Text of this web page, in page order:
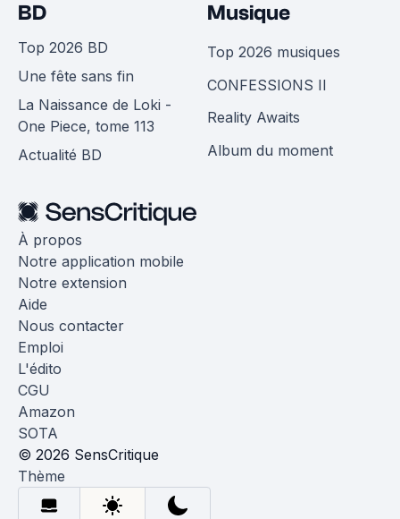
BD
Top 2026 BD
Une fête sans fin
La Naissance de Loki -
One Piece, tome 113
Actualité BD
Musique
Top 2026 musiques
CONFESSIONS II
Reality Awaits
Album du moment
À propos
Notre application mobile
Notre extension
Aide
Nous contacter
Emploi
L'édito
CGU
Amazon
SOTA
© 2026 SensCritique
Thème